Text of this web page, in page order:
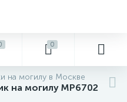
0
на могилу в Москве
на могилу MP6702